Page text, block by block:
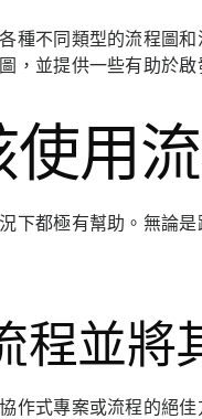
種不同類型的流程圖
，並提供一些有助於啟
使用
下都極有幫助。無論
程並將
作式專案或流程的絕佳